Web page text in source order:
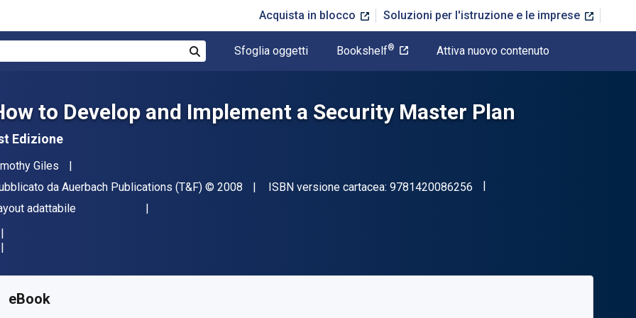
Acquista in blocco Soluzioni per l'istruzione e le imprese
Sfoglia oggetti Bookshelf® Attiva nuovo contenuto
to Develop and Implement a Security Master Plan
Edizione
Giles
da Auerbach Publications (T&F) Copyright
© 2008 ISBN versione cartacea: 9781420086256 "ISBN-13 9781420086256"
adattabile
eBook